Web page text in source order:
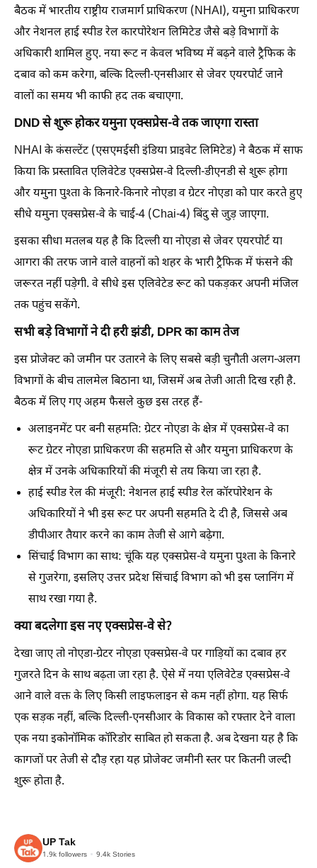
बैठक में भारतीय राष्ट्रीय राजमार्ग प्राधिकरण (NHAI), यमुना प्राधिकरण
और नेशनल हाई स्पीड रेल कारपोरेशन लिमिटेड जैसे बड़े विभागों के
अधिकारी शामिल हुए. नया रूट न केवल भविष्य में बढ़ने वाले ट्रैफिक के
दबाव को कम करेगा, बल्कि दिल्ली-एनसीआर से जेवर एयरपोर्ट जाने
वालों का समय भी काफी हद तक बचाएगा.
DND से शुरू होकर यमुना एक्सप्रेस-वे तक जाएगा रास्ता
NHAI के कंसल्टेंट (एसएमईसी इंडिया प्राइवेट लिमिटेड) ने बैठक में साफ
किया कि प्रस्तावित एलिवेटेड एक्सप्रेस-वे दिल्ली-डीएनडी से शुरू होगा
और यमुना पुश्ता के किनारे-किनारे नोएडा व ग्रेटर नोएडा को पार करते हुए
सीधे यमुना एक्सप्रेस-वे के चाई-4 (Chai-4) बिंदु से जुड़ जाएगा.
इसका सीधा मतलब यह है कि दिल्ली या नोएडा से जेवर एयरपोर्ट या
आगरा की तरफ जाने वाले वाहनों को शहर के भारी ट्रैफिक में फंसने की
जरूरत नहीं पड़ेगी. वे सीधे इस एलिवेटेड रूट को पकड़कर अपनी मंजिल
तक पहुंच सकेंगे.
सभी बड़े विभागों ने दी हरी झंडी, DPR का काम तेज
इस प्रोजेक्ट को जमीन पर उतारने के लिए सबसे बड़ी चुनौती अलग-अलग
विभागों के बीच तालमेल बिठाना था, जिसमें अब तेजी आती दिख रही है.
बैठक में लिए गए अहम फैसले कुछ इस तरह हैं-
अलाइनमेंट पर बनी सहमति: ग्रेटर नोएडा के क्षेत्र में एक्सप्रेस-वे का
रूट ग्रेटर नोएडा प्राधिकरण की सहमति से और यमुना प्राधिकरण के
क्षेत्र में उनके अधिकारियों की मंजूरी से तय किया जा रहा है.
हाई स्पीड रेल की मंजूरी: नेशनल हाई स्पीड रेल कॉरपोरेशन के
अधिकारियों ने भी इस रूट पर अपनी सहमति दे दी है, जिससे अब
डीपीआर तैयार करने का काम तेजी से आगे बढ़ेगा.
सिंचाई विभाग का साथ: चूंकि यह एक्सप्रेस-वे यमुना पुश्ता के किनारे
से गुजरेगा, इसलिए उत्तर प्रदेश सिंचाई विभाग को भी इस प्लानिंग में
साथ रखा गया है.
क्या बदलेगा इस नए एक्सप्रेस-वे से?
देखा जाए तो नोएडा-ग्रेटर नोएडा एक्सप्रेस-वे पर गाड़ियों का दबाव हर
गुजरते दिन के साथ बढ़ता जा रहा है. ऐसे में नया एलिवेटेड एक्सप्रेस-वे
आने वाले वक्त के लिए किसी लाइफलाइन से कम नहीं होगा. यह सिर्फ
एक सड़क नहीं, बल्कि दिल्ली-एनसीआर के विकास को रफ्तार देने वाला
एक नया इकोनॉमिक कॉरिडोर साबित हो सकता है. अब देखना यह है कि
कागजों पर तेजी से दौड़ रहा यह प्रोजेक्ट जमीनी स्तर पर कितनी जल्दी
शुरू होता है.
UP Tak
1.9k followers 9.4k Stories